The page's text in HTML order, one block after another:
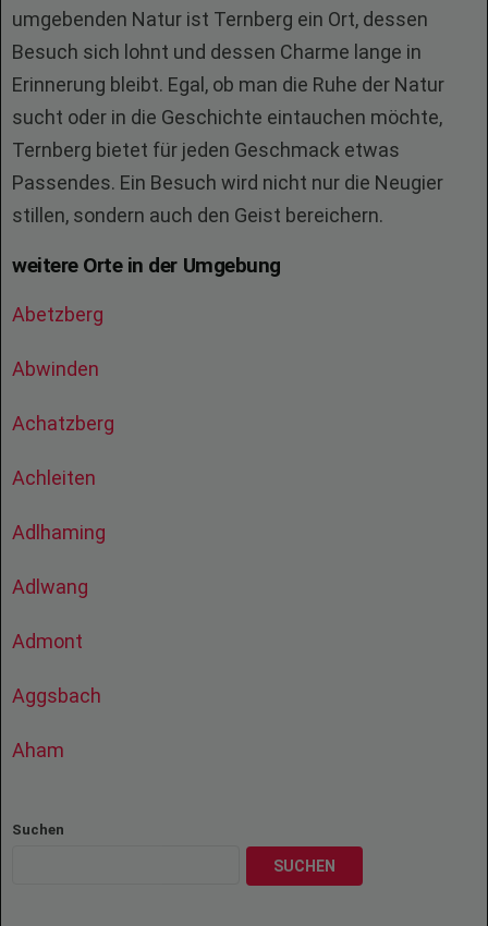
umgebenden Natur ist Ternberg ein Ort, dessen
Besuch sich lohnt und dessen Charme lange in
Erinnerung bleibt. Egal, ob man die Ruhe der Natur
sucht oder in die Geschichte eintauchen möchte,
Ternberg bietet für jeden Geschmack etwas
Passendes. Ein Besuch wird nicht nur die Neugier
stillen, sondern auch den Geist bereichern.
weitere Orte in der Umgebung
Abetzberg
Abwinden
Achatzberg
Achleiten
Adlhaming
Adlwang
Admont
Aggsbach
Aham
Suchen
SUCHEN